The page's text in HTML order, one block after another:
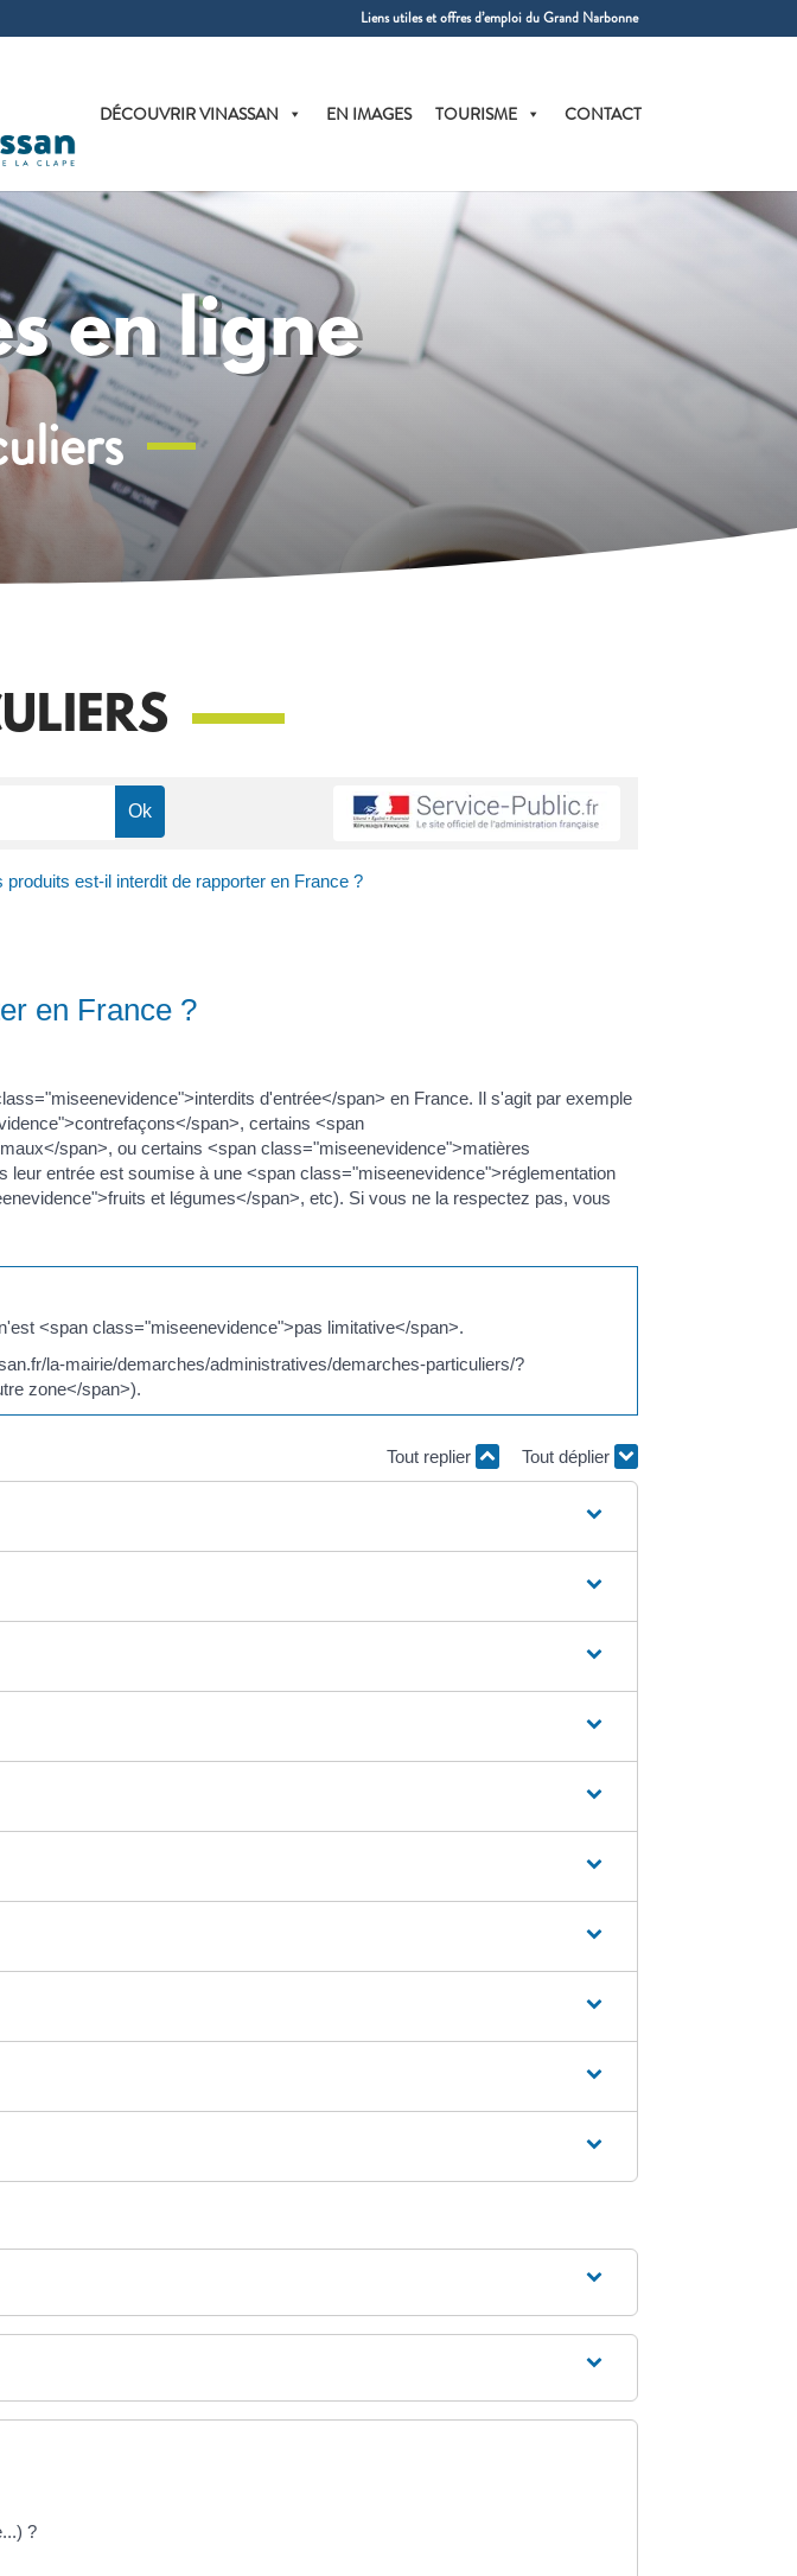
Liens utiles et offres d’emploi du Grand Narbonne
DÉCOUVRIR VINASSAN EN IMAGES TOURISME CONTACT
en ligne
produits est-il interdit de rapporter en France ?
en France ?
d'entrée</span> en France. Il s'agit par exemple
span>, certains <span
span>, ou certains <span class="miseenevidence">matières
entrée est soumise à une <span class="miseenevidence">réglementation
et légumes</span>, etc). Si vous ne la respectez pas, vous
<span class="miseenevidence">pas limitative</span>.
la-mairie/demarches/administratives/demarches-particuliers/?
zone</span>).
Tout replier Tout déplier
?